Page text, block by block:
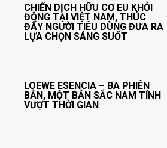
CHIẾN DỊCH HỮU CƠ EU KHỞI
ĐỘNG TẠI VIỆT NAM, THÚC
ĐẨY NGƯỜI TIÊU DÙNG ĐƯA RA
LỰA CHỌN SÁNG SUỐT
LOEWE ESENCIA – BA PHIÊN
BẢN, MỘT BẢN SẮC NAM TÍNH
VƯỢT THỜI GIAN